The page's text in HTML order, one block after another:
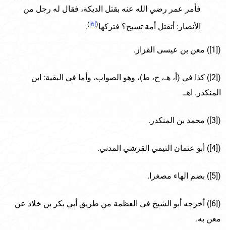
فأمر عمر رضي الله عنه بقتل الديكة، فقال له رجل من
الأنصار: أتقتل أمة تسبح؟ فتركها(
)
.
([1]) معن بن عيسى القزاز.
([2]) كذا في (أ، هـ، ح، ط)، وهو الصواب، وأما في البقية: ابن
المنكدر. اهـ.
([3]) محمد بن المنكدر.
([4]) أبو عثمان التيمي القرشي المدني.
([5]) بضم الهاء مصغرا.
([6]) أخرجه أبو الشيخ في العظمة من طريق أبي بكر بن خلاد عن
معن به.